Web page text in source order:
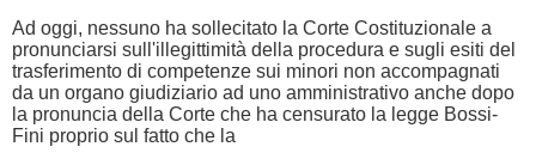
Ad oggi, nessuno ha sollecitato la Corte Costituzionale a
pronunciarsi sull'illegittimità della procedura e sugli esiti del
trasferimento di competenze sui minori non accompagnati
da un organo giudiziario ad uno amministrativo anche dopo
la pronuncia della Corte che ha censurato la legge Bossi-
Fini proprio sul fatto che la